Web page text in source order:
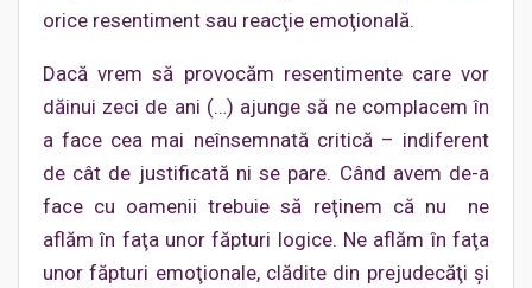
orice resentiment sau reacţie emoţională.
Dacă vrem să provocăm resentimente care vor
dăinui zeci de ani (…) ajunge să ne complacem în
a face cea mai neînsemnată critică – indiferent
de cât de justificată ni se pare. Când avem de-a
face cu oamenii trebuie să reţinem că nu ne
aflăm în faţa unor făpturi logice. Ne aflăm în faţa
unor făpturi emoţionale, clădite din prejudecăţi şi